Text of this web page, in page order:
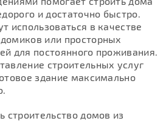
и достаточно быстро.
использоваться в качестве
или просторных
для постоянного проживания.
строительных услуг
здание максимально
строительство домов из